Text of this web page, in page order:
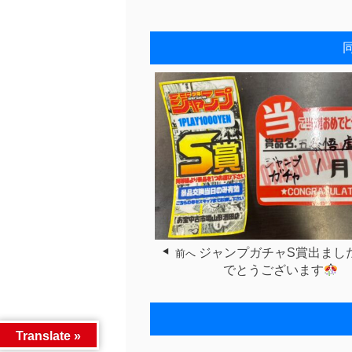
前へ ジャンプガチャS賞出まし
でとうございます
Translate »